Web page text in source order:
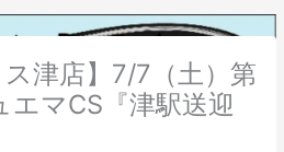
ス津店】7/7（土）第
エマCS『津駅送迎